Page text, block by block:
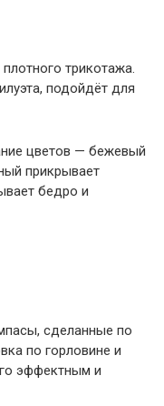
трикотажа.
подойдёт для
цветов — бежевый
прикрывает
бедро и
сделанные по
по горловине и
эффектным и